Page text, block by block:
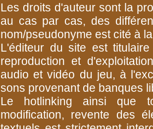
Les droits d'auteur sont la
au cas par cas, des
nom/pseudonyme est cité à
L'éditeur du site est
reproduction et
audio et vidéo du jeu, à
sons provenant de banques
Le hotlinking ainsi que
modification, revente des